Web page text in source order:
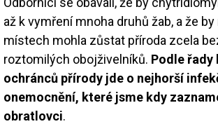
až k vymření mnoha druhů žab, a že by
místech mohla zůstat příroda zcela
roztomilých obojživelníků. Podle řady
ochránců přírody jde o nejhorší
onemocnění, které jsme kdy
obratlovci.